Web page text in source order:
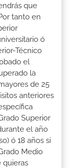
que
tanto en
ó
Técnico
el
la
de 25
anteriores
Superior
el año
ó 18 años si
Medio
quieras